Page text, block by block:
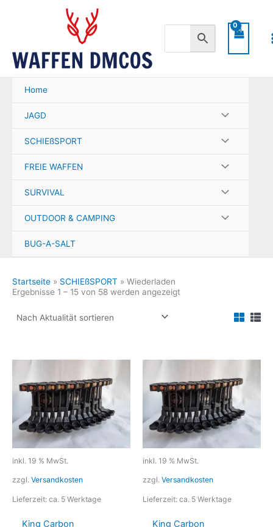
Home
JAGD
SCHIEßSPORT
FREIE WAFFEN
SURVIVAL
OUTDOOR & CAMPING
BUG-A-SALT
Startseite » SCHIEßSPORT » Wiederladen
Ergebnisse 1 – 15 von 58 werden angezeigt
inkl. 19 % MwSt.
zzgl. Versandkosten
Lieferzeit: ca. 5 Werktage
King Carbon
inkl. 19 % MwSt.
zzgl. Versandkosten
Lieferzeit: ca. 5 Werktage
King Carbon